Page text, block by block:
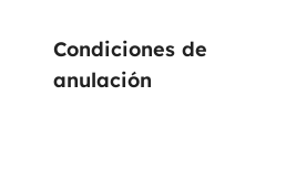
Condiciones de
anulación